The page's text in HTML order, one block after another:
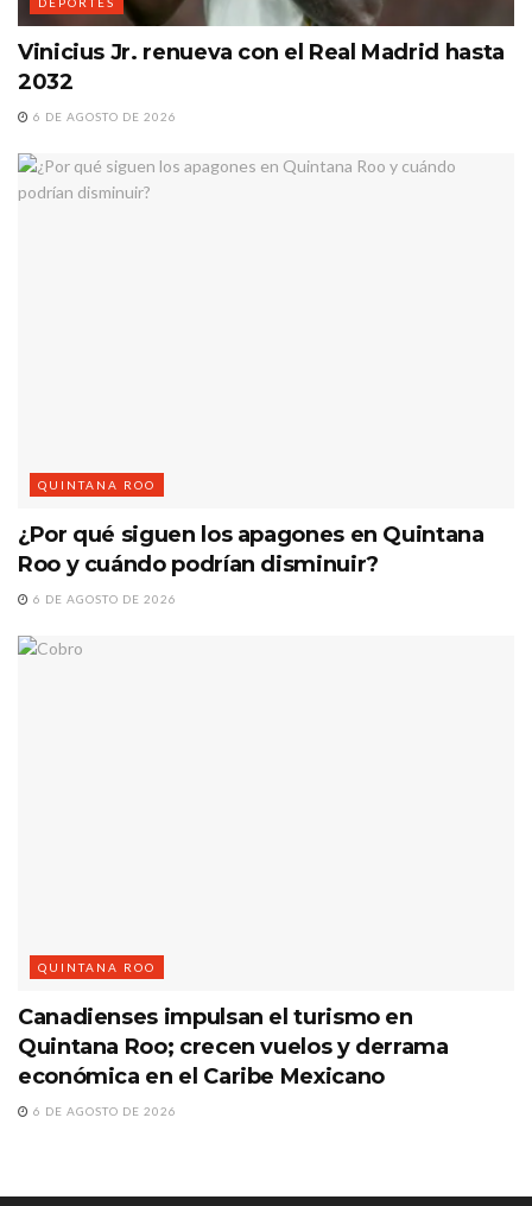
Vinicius Jr. renueva con el Real Madrid hasta
2032
6 DE AGOSTO DE 2026
QUINTANA ROO
¿Por qué siguen los apagones en Quintana
Roo y cuándo podrían disminuir?
6 DE AGOSTO DE 2026
QUINTANA ROO
Canadienses impulsan el turismo en
Quintana Roo; crecen vuelos y derrama
económica en el Caribe Mexicano
6 DE AGOSTO DE 2026